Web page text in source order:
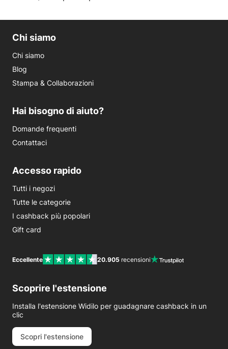
Chi siamo
Chi siamo
Blog
Stampa & Collaborazioni
Hai bisogno di aiuto?
Domande frequenti
Contattaci
Accesso rapido
Tutti i negozi
Tutte le categorie
I cashback più popolari
Gift card
Eccellente 20.905 recensioni
Scoprire l'estensione
Installa l'estensione Widilo per guadagnare cashback in un
clic
Scopri l'estensione